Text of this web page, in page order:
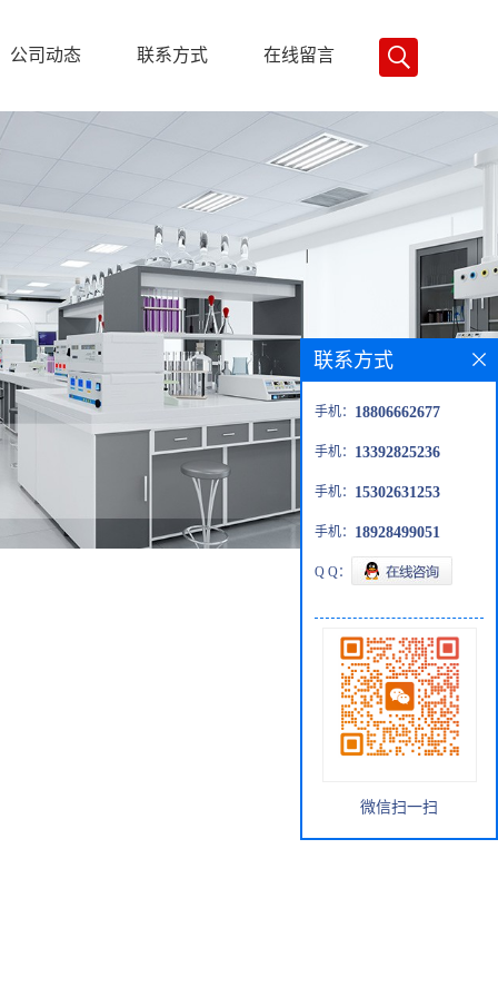
公司动态 联系方式 在线留言
联系方式
手机： 18806662677
手机： 13392825236
手机： 15302631253
手机： 18928499051
Q Q：
微信扫一扫